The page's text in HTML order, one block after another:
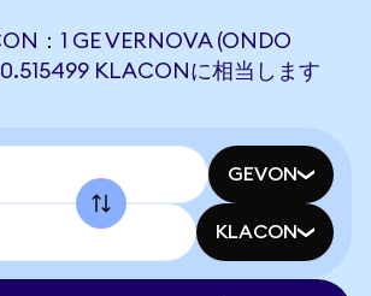
：1 GE VERNOVA (ONDO
KLACONに相当します
GEVON
KLACON